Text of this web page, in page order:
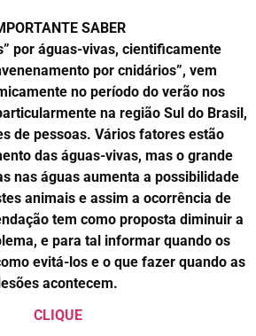
SABER
por águas-vivas, cientificamente
por cnidários”, vem
no período do verão nos
na região Sul do Brasil,
de pessoas. Vários fatores estão
das águas-vivas, mas o grande
nas águas aumenta a possibilidade
animais e assim a ocorrência de
tem como proposta diminuir a
e para tal informar quando os
evitá-los e o que fazer quando as
acontecem.
CLIQUE